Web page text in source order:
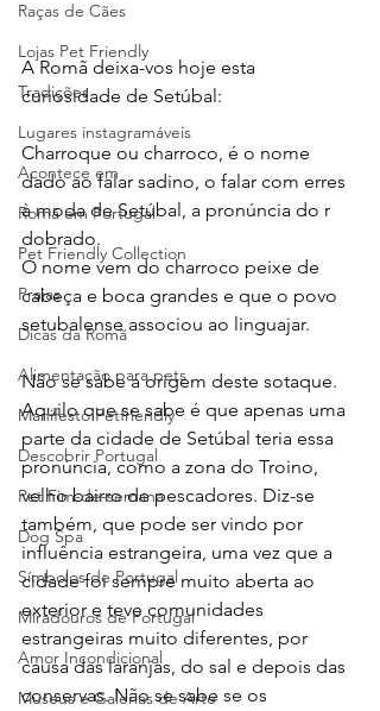
Raças de Cães
Lojas Pet Friendly
Tradições
Lugares instagramáveis
Acontece em
Romã em Portugal
Pet Friendly Collection
Praias
Dicas da Romã
Alimentação para pets
Manifesto Petfriendly
Descobrir Portugal
Pet Fim-de-semana
Dog Spa
Símbolos de Portugal
Miradouros de Portugal
Amor Incondicional
Museus e Galerias de Arte
A Romã deixa-vos hoje esta
curiosidade de Setúbal:
Charroque ou charroco, é o nome
dado ao falar sadino, o falar com erres
à moda de Setúbal, a pronúncia do r
dobrado.
O nome vem do charroco peixe de
cabeça e boca grandes e que o povo
setubalense associou ao linguajar.
Não se sabe a origem deste sotaque.
Aquilo que se sabe é que apenas uma
parte da cidade de Setúbal teria essa
pronúncia, como a zona do Troino,
velho bairro de pescadores. Diz-se
também, que pode ser vindo por
influência estrangeira, uma vez que a
cidade foi sempre muito aberta ao
exterior e teve comunidades
estrangeiras muito diferentes, por
causa das laranjas, do sal e depois das
conservas. Não se sabe se os